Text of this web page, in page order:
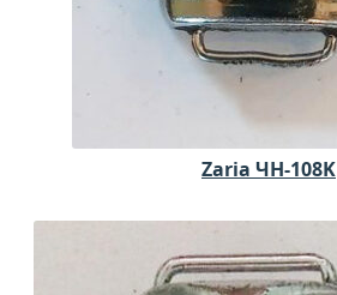
Zaria ЧH-108K